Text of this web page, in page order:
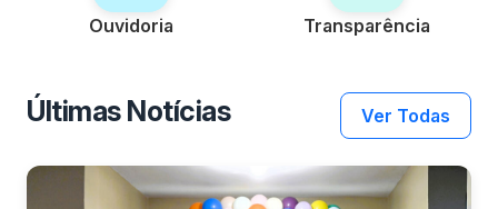
Ouvidoria Transparência
Últimas Notícias Ver Todas